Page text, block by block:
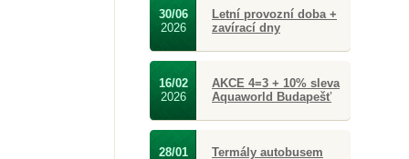
30/06
2026
Letní provozní doba +
zavírací dny
16/02
2026
AKCE 4=3 + 10% sleva
Aquaworld Budapešť
28/01 Termály autobusem